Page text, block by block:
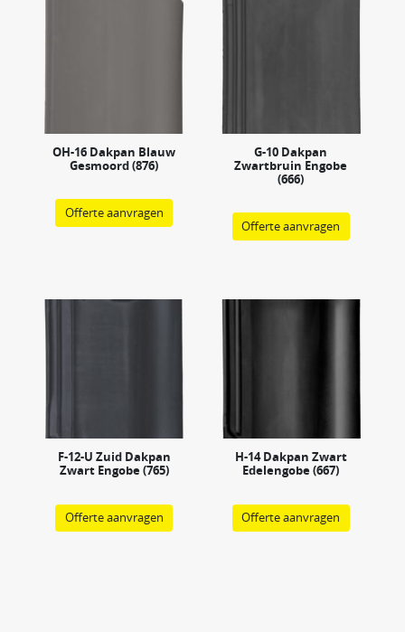
OH-16 Dakpan Blauw
Gesmoord (876)
Offerte aanvragen
G-10 Dakpan
Zwartbruin Engobe
(666)
Offerte aanvragen
F-12-U Zuid Dakpan
Zwart Engobe (765)
Offerte aanvragen
H-14 Dakpan Zwart
Edelengobe (667)
Offerte aanvragen